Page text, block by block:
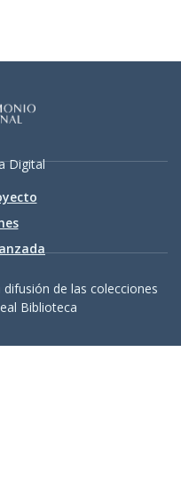
Digital
de las colecciones
Biblioteca